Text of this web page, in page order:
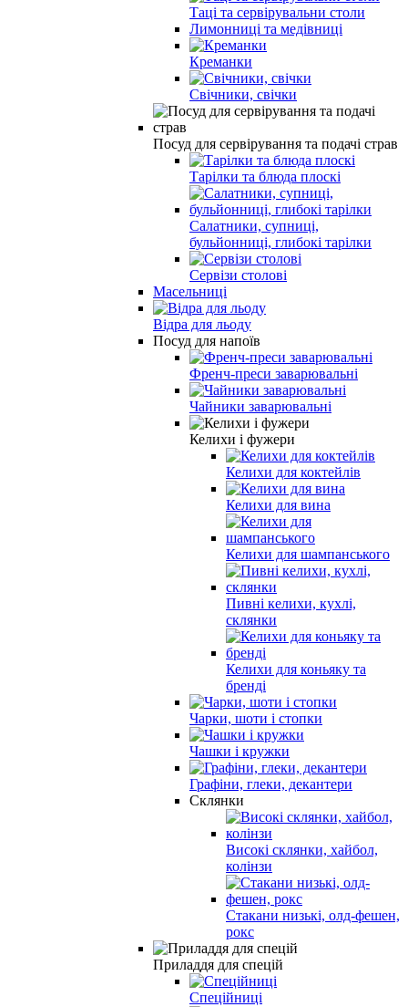
Таці та сервірувальни столи
Лимонниці та медівниці
Креманки
Свічники, свічки
Посуд для сервірування та подачі страв
Тарілки та блюда плоскі
Салатники, супниці,
бульйонниці, глибокі тарілки
Сервізи столові
Масельниці
Відра для льоду
Посуд для напоїв
Френч-преси заварювальні
Чайники заварювальні
Келихи і фужери
Келихи для коктейлів
Келихи для вина
Келихи для шампанського
Пивні келихи, кухлі,
склянки
Келихи для коньяку та
бренді
Чарки, шоти і стопки
Чашки і кружки
Графіни, глеки, декантери
Склянки
Високі склянки, хайбол,
колінзи
Стакани низькі, олд-фешен,
рокс
Приладдя для спецій
Спеційниці